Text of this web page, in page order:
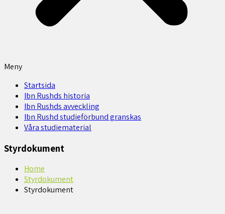
Meny
Startsida
Ibn Rushds historia
Ibn Rushds avveckling
Ibn Rushd studieförbund granskas​
Våra studiematerial
Styrdokument
Home
Styrdokument
Styrdokument